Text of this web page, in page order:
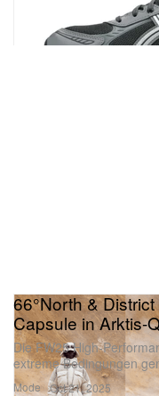
Mode
66°North &
Capsule in Arktis-
Die FW25 High-
extreme Bedingungen
Oct 21, 2025